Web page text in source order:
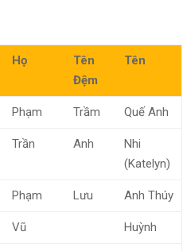
Họ
Tên
Đệm
Tên
Phạm Trầm Quế Anh
Trần Anh
Nhi
(Katelyn)
Phạm Lưu Anh Thúy
Vũ Huỳnh